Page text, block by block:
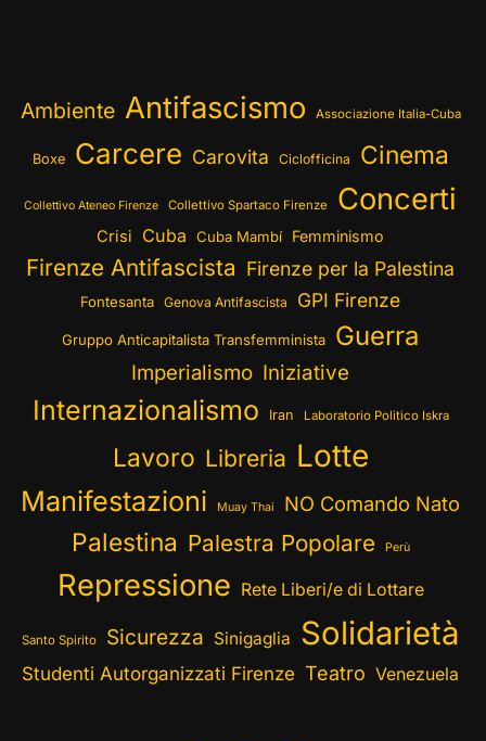
Ambiente Antifascismo Associazione Italia-Cuba
Boxe Carcere Carovita Ciclofficina Cinema
Collettivo Ateneo Firenze Collettivo Spartaco Firenze Concerti
Crisi Cuba Cuba Mambí Femminismo
Firenze Antifascista Firenze per la Palestina
Fontesanta Genova Antifascista GPI Firenze
Gruppo Anticapitalista Transfemminista Guerra
Imperialismo Iniziative
Internazionalismo Iran Laboratorio Politico Iskra
Lavoro Libreria Lotte
Manifestazioni Muay Thai NO Comando Nato
Palestina Palestra Popolare Perù
Repressione Rete Liberi/e di Lottare
Santo Spirito Sicurezza Sinigaglia Solidarietà
Studenti Autorganizzati Firenze Teatro Venezuela